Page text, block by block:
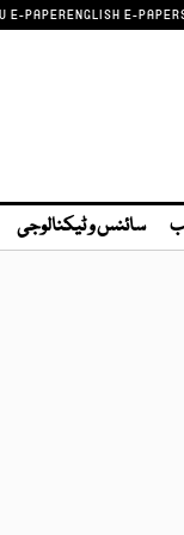
E-PAPERENGLISH E-PAPER
سائنس و ٹیکنالوجی